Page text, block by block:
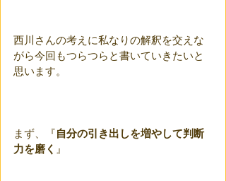
西川さんの考えに私なりの解釈を交えな
がら今回もつらつらと書いていきたいと
思います。
まず、『自分の引き出しを増やして判断
力を磨く 』